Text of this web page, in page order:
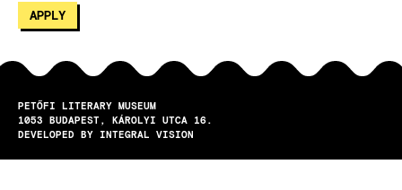
PETŐFI LITERARY MUSEUM
1053
BUDAPEST
KÁROLYI UTCA 16.
DEVELOPED BY INTEGRAL VISION